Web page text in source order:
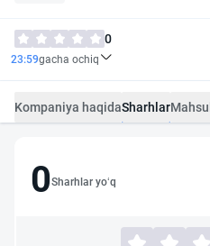
0
23:59gacha ochiq
Kompaniya haqidaSharhlar
0Sharhlar yo‘q